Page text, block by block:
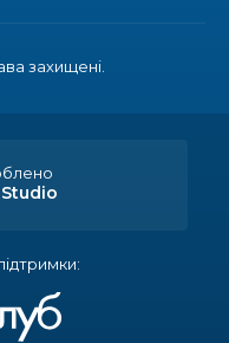
але з одним
Кубка України з
захищені.